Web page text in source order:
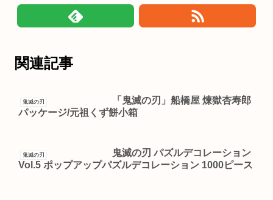
関連記事
鬼滅の刃
「鬼滅の刃」船橋屋 煉獄杏寿郎
パッケージ/元祖くず餅小箱
鬼滅の刃
鬼滅の刃 パズルデコレーション
Vol.5 ポップアップパズルデコレーション 1000ピース